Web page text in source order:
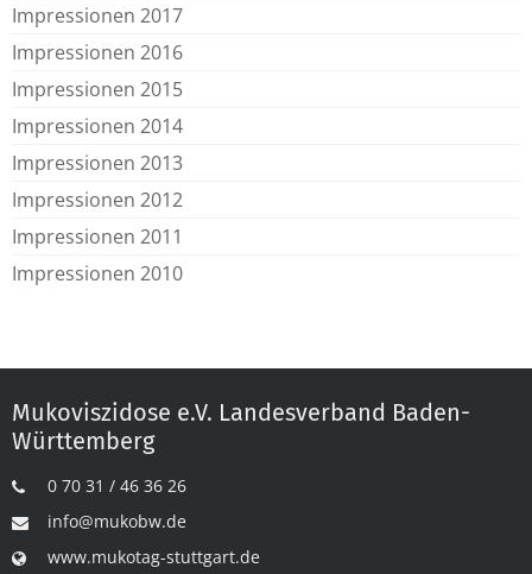
Impressionen 2017
Impressionen 2016
Impressionen 2015
Impressionen 2014
Impressionen 2013
Impressionen 2012
Impressionen 2011
Impressionen 2010
Mukoviszidose e.V. Landesverband Baden-
Württemberg
0 70 31 / 46 36 26
info@mukobw.de
www.mukotag-stuttgart.de